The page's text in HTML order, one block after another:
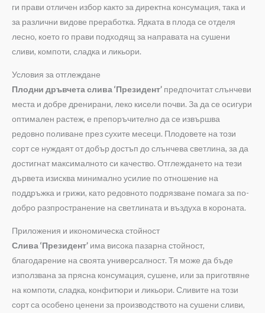
ги прави отличен избор както за директна консумация, така и
за различни видове преработка. Ядката в плода се отделя
лесно, което го прави подходящ за направата на сушени
сливи, компоти, сладка и ликьори.
Условия за отглеждане
Плодни дръвчета слива ‘Президент’ предпочитат слънчеви
места и добре дренирани, леко кисели почви. За да се осигури
оптимален растеж, е препоръчително да се извършва
редовно поливане през сухите месеци. Плодовете на този
сорт се нуждаят от добър достъп до слънчева светлина, за да
достигнат максималното си качество. Отглеждането на тези
дървета изисква минимално усилие по отношение на
поддръжка и грижи, като редовното подрязване помага за по-
добро разпространение на светлината и въздуха в короната.
Приложения и икономическа стойност
Слива ‘Президент’ има висока пазарна стойност,
благодарение на своята универсалност. Тя може да бъде
използвана за прясна консумация, сушене, или за приготвяне
на компоти, сладка, конфитюри и ликьори. Сливите на този
сорт са особено ценени за производството на сушени сливи,